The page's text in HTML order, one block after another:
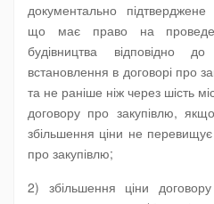
документально підтверджене
що має право на
будівництва відповідно
встановлення в договорі про
та не раніше ніж через шість
договору про закупівлю,
збільшення ціни не перевищує
про закупівлю;
2) збільшення ціни